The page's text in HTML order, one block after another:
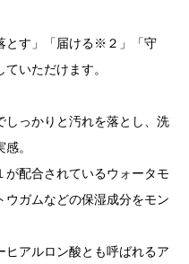
とす」「届ける※２」「守
いただけます。
しっかりと汚れを落とし、洗
。
配合されているウォータモ
ウガムなどの保湿成分をモン
ヒアルロン酸とも呼ばれるア